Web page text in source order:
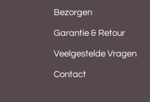
Bezorgen
Garantie & Retour
Veelgestelde Vragen
Contact